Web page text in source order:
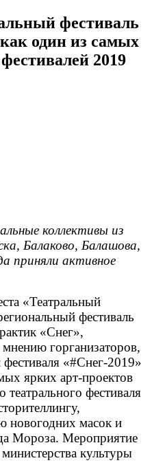
фестиваль
один из самых
2019
коллективы из
Балаково, Балашова,
приняли активное
«Театральный
фестиваль
«Снег»,
горганизаторов,
«#Снег-2019»
ярких арт-проектов
фестиваля
новогодних масок и
Мороза. Мероприятие
культуры